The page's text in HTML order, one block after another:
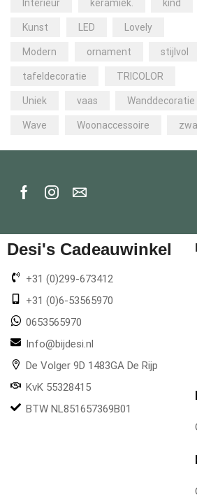
Interieur keramiek. kind
Kunst LED Lovely
Modern ornament stijlvol
tafeldecoratie TRICOLOR
Uniek vaas Wanddecoratie
Wave Woonaccessoire
Desi's Cadeauwinkel
+31 (0)299-673412
+31 (0)6-53565970
0653565970
Info@bijdesi.nl
De Volger 9D 1483GA De Rijp
KvK 55328415
BTW NL851657369B01